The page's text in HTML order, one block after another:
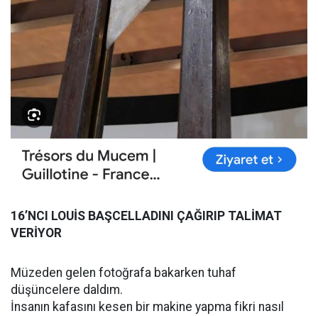
16’NCI LOUİS BAŞCELLADINI ÇAĞIRIP TALİMAT
VERİYOR
Müzeden gelen fotoğrafa bakarken tuhaf
düşüncelere daldım.
İnsanın kafasını kesen bir makine yapma fikri nasıl